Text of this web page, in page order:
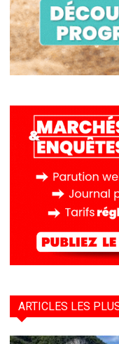
ARTICLES LES